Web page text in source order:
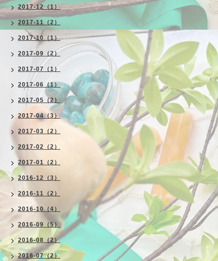
2017-12（1）
2017-11（2）
2017-10（1）
2017-09（2）
2017-07（1）
2017-06（1）
2017-05（2）
2017-04（3）
2017-03（2）
2017-02（2）
2017-01（2）
2016-12（3）
2016-11（2）
2016-10（4）
2016-09（5）
2016-08（2）
2016-07（2）